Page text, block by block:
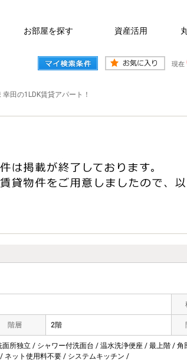
お部屋を探す 資産活用
現在
田の1LDK賃貸アパート！
階層 2階
所独立 / シャワー付洗面台 / 温水洗浄便座 / 最上階 /
ット使用料不要 / システムキッチン /